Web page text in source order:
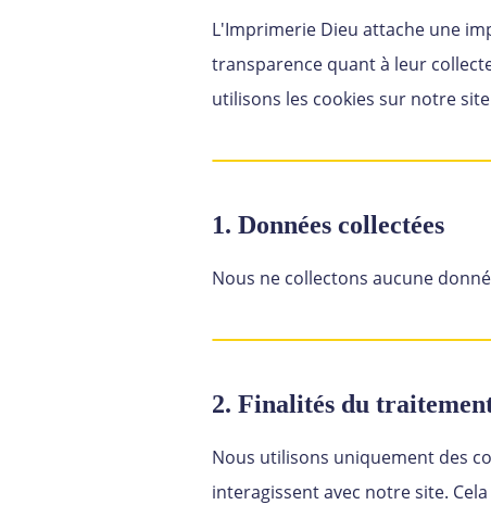
L'Imprimerie Dieu attache une
transparence quant à leur
utilisons les cookies sur notre
1. Données collectées
Nous ne collectons aucune
2. Finalités du
Nous utilisons uniquement des
interagissent avec notre site.